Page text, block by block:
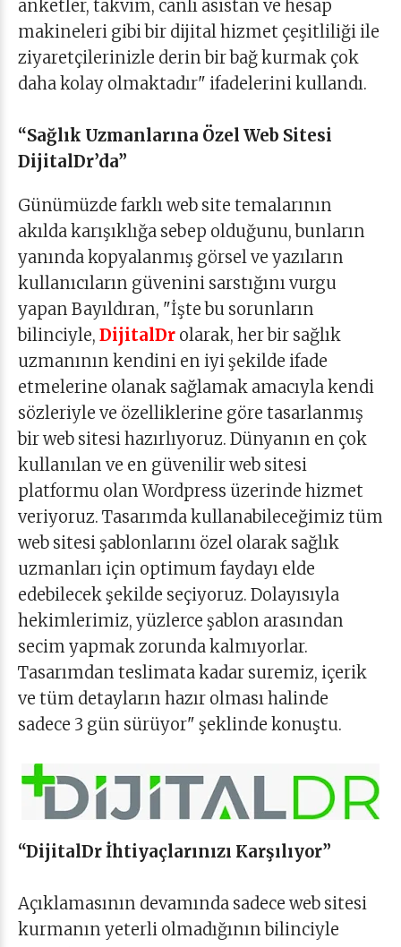
anketler, takvim, canlı asistan ve hesap
makineleri gibi bir dijital hizmet çeşitliliği ile
ziyaretçilerinizle derin bir bağ kurmak çok
daha kolay olmaktadır" ifadelerini kullandı.
“Sağlık Uzmanlarına Özel Web Sitesi
DijitalDr’da”
Günümüzde farklı web site temalarının
akılda karışıklığa sebep olduğunu, bunların
yanında kopyalanmış görsel ve yazıların
kullanıcıların güvenini sarstığını vurgu
yapan Bayıldıran, "İşte bu sorunların
bilinciyle, DijitalDr olarak, her bir sağlık
uzmanının kendini en iyi şekilde ifade
etmelerine olanak sağlamak amacıyla kendi
sözleriyle ve özelliklerine göre tasarlanmış
bir web sitesi hazırlıyoruz. Dünyanın en çok
kullanılan ve en güvenilir web sitesi
platformu olan Wordpress üzerinde hizmet
veriyoruz. Tasarımda kullanabileceğimiz tüm
web sitesi şablonlarını özel olarak sağlık
uzmanları için optimum faydayı elde
edebilecek şekilde seçiyoruz. Dolayısıyla
hekimlerimiz, yüzlerce şablon arasından
secim yapmak zorunda kalmıyorlar.
Tasarımdan teslimata kadar suremiz, içerik
ve tüm detayların hazır olması halinde
sadece 3 gün sürüyor" şeklinde konuştu.
“DijitalDr İhtiyaçlarınızı Karşılıyor”
Açıklamasının devamında sadece web sitesi
kurmanın yeterli olmadığının bilinciyle